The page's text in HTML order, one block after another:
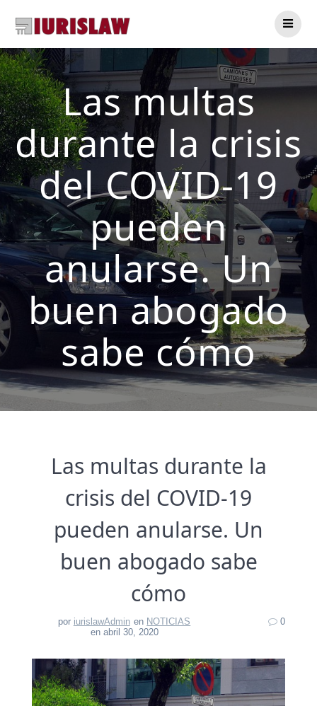
Las multas
durante la crisis
del COVID-19
pueden
anularse. Un
buen abogado
sabe cómo
Las multas durante la
crisis del COVID-19
pueden anularse. Un
buen abogado sabe
cómo
por iurislawAdmin en NOTICIAS
en abril 30, 2020
0